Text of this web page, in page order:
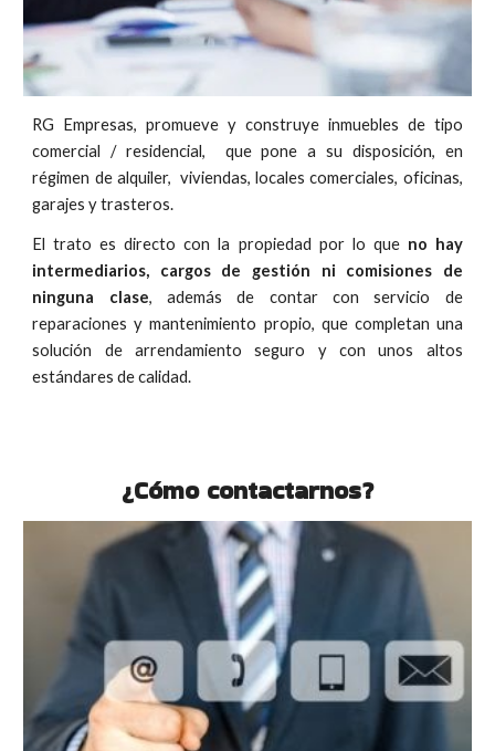
RG Empresas, promueve y construye inmuebles de tipo
comercial / residencial,
quepone a su disposición, en
régimen de alquiler, viviendas, locales comerciales, oficinas,
garajes y trasteros.
El trato es directo con la propiedad por lo que no hay
intermediarios, cargos de gestión ni comisiones de
ninguna clase, además de contar con servicio de
reparaciones y mantenimiento propio, que completan una
solución de arrendamiento seguro y con unos altos
estándares de calidad.
¿Cómo contactarnos?